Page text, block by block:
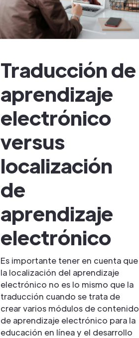
Traducción de
aprendizaje
electrónico
versus
localización
de
aprendizaje
electrónico
Es importante tener en cuenta que
la localización del aprendizaje
electrónico no es lo mismo que la
traducción cuando se trata de
crear varios módulos de contenido
de aprendizaje electrónico para la
educación en línea y el desarrollo